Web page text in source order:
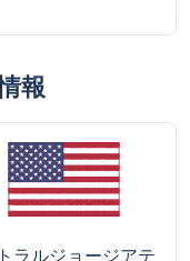
報
ラルジョージアテ